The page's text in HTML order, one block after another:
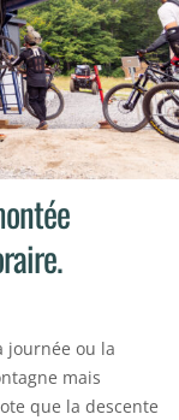
journée ou la
mais
que la descente